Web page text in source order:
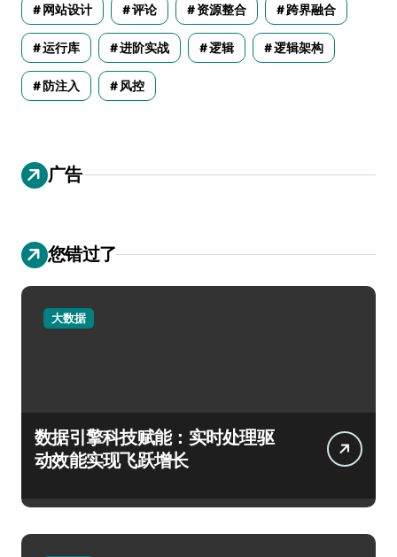
网站设计 评论 资源整合 跨界融合
运行库 进阶实战 逻辑 逻辑架构
防注入 风控
广告
您错过了
大数据
数据引擎科技赋能：实时处理驱
动效能实现飞跃增长